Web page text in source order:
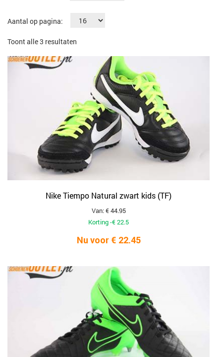
Aantal op pagina:
Toont alle 3 resultaten
populariteit
Nike Tiempo Natural zwart kids (TF)
Van: € 44.95
Korting -€ 22.5
Nu voor € 22.45